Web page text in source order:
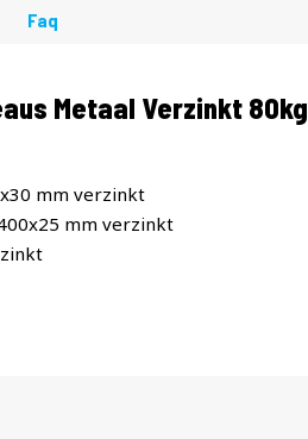
Metaal Verzinkt 80kg
mm verzinkt
mm verzinkt
Faq